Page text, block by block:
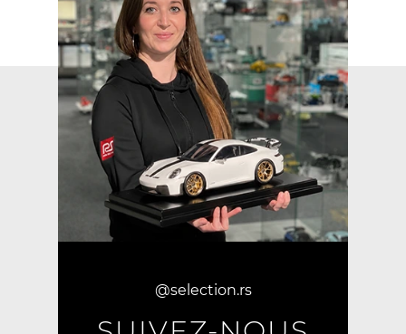
@selection.rs